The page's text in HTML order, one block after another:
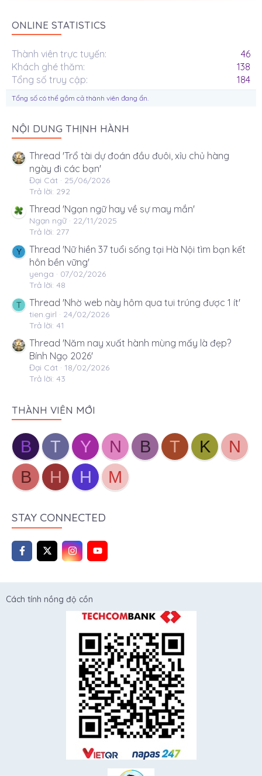
ONLINE STATISTICS
Thành viên trực tuyến
46
Khách ghé thăm
138
Tổng số truy cập
184
Tổng số có thể gồm cả thành viên đang ẩn.
NỘI DUNG THỊNH HÀNH
Thread 'Trổ tài dự đoán đầu đuôi, xỉu chủ hàng
ngày đi các bạn'
Đại Cát
25/06/2026
Trả lời: 292
Thread 'Ngạn ngữ hay về sự may mắn'
Ngạn ngữ
22/11/2025
Trả lời: 277
Y
Thread 'Nữ hiền 37 tuổi sống tại Hà Nội tìm bạn kết
hôn bền vững'
yenga
07/02/2026
Trả lời: 48
T Thread 'Nhờ web này hôm qua tui trúng được 1 ít'
tien.girl
24/02/2026
Trả lời: 41
Thread 'Năm nay xuất hành mùng mấy là đẹp?
Bính Ngọ 2026'
Đại Cát
18/02/2026
Trả lời: 43
THÀNH VIÊN MỚI
B T Y N B T K
N
B
H H M
STAY CONNECTED
Cách tính nồng độ cồn